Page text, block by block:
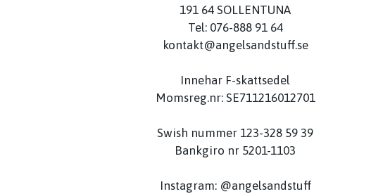
191 64 SOLLENTUNA
Tel: 076-888 91 64
kontakt@angelsandstuff.se
Innehar F-skattsedel
Momsreg.nr: SE711216012701
Swish nummer 123-328 59 39
Bankgiro nr 5201-1103
Instagram: @angelsandstuff